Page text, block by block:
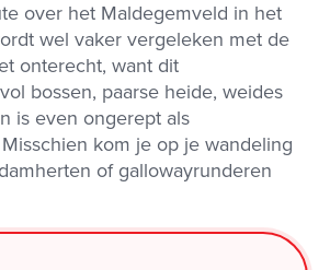
over het Maldegemveld in het
wel vaker vergeleken met de
onterecht, want dit
bossen, paarse heide, weides
is even ongerept als
kom je op je wandeling
of gallowayrunderen